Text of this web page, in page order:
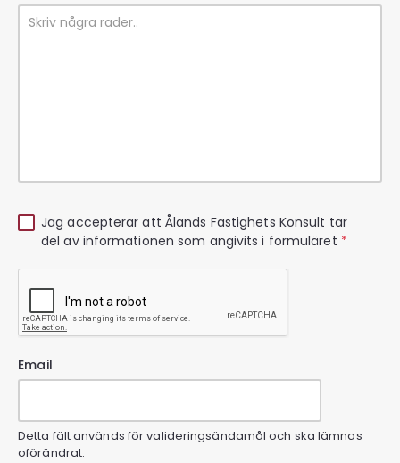
Jag accepterar att Ålands Fastighets Konsult tar
del av informationen som angivits i formuläret *
Email
Detta fält används för valideringsändamål och ska lämnas
oförändrat.